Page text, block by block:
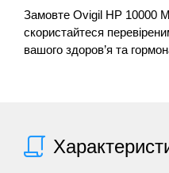
Замовте Ovigil HP 10000
скористайтеся
вашого здоров’я та